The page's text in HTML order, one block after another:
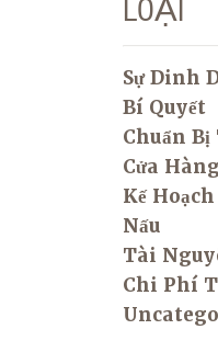
LOẠI
Sự Dinh
Bí Quyết
Chuẩn Bị
Cửa Hàng
Kế Hoạch
Nấu
Tài
Chi Phí